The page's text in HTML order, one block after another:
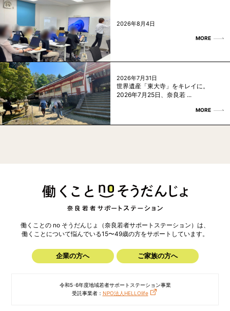
2026年8月4日
MORE
2026年7月31日
世界遺産「東大寺」をキレイに。
2026年7月25日、奈良若 ...
MORE
働くことの no そうだんじょ（奈良若者サポートステーション）は、
働くことについて悩んでいる15〜49歳の方をサポートしています。
企業の方へ ご家族の方へ
令和5･6年度地域若者サポートステーション事業
受託事業者： NPO法人HELLOlife